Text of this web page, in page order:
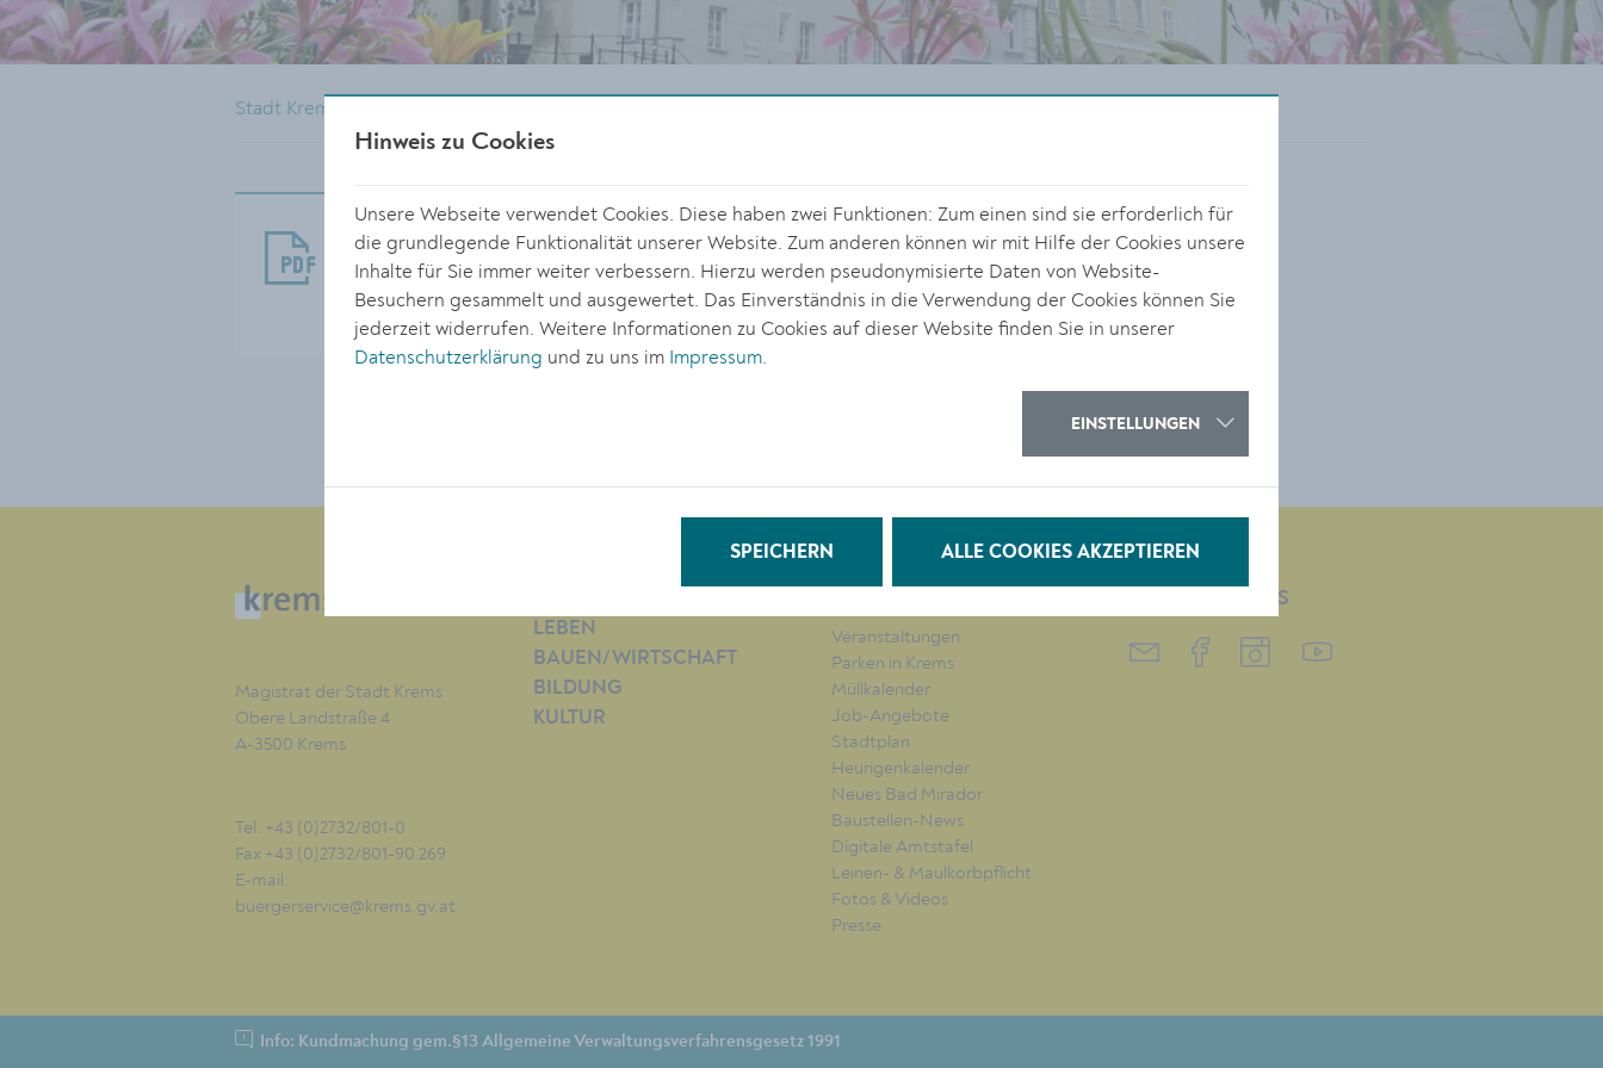
Stadt Krems
GR_Maerz.pdf
258.66 KB
DOWNLOAD
Magistrat der Stadt Krems
Obere Landstraße 4
A-3500 Krems
Tel. +43 (0)2732/801-0
Fax +43 (0)2732/801-90 269
E-mail:
buergerservice@krems.gv.at
LEBEN
BAUEN/WIRTSCHAFT
BILDUNG
KULTUR
Veranstaltungen
Parken in Krems
Müllkalender
Job-Angebote
Stadtplan
Heurigenkalender
Neues Bad Mirador
Baustellen-News
Digitale Amtstafel
Leinen- & Maulkorbpflicht
Fotos & Videos
Presse
FOLGEN SIE UNS
Info: Kundmachung gem.§13 Allgemeine Verwaltungsverfahrensgesetz 1991
Hinweis zu Cookies
Unsere Webseite verwendet Cookies. Diese haben zwei Funktionen: Zum einen sind sie erforderlich für
die grundlegende Funktionalität unserer Website. Zum anderen können wir mit Hilfe der Cookies unsere
Inhalte für Sie immer weiter verbessern. Hierzu werden pseudonymisierte Daten von Website-
Besuchern gesammelt und ausgewertet. Das Einverständnis in die Verwendung der Cookies können Sie
jederzeit widerrufen. Weitere Informationen zu Cookies auf dieser Website finden Sie in unserer
Datenschutzerklärung und zu uns im Impressum.
EINSTELLUNGEN
SPEICHERN ALLE COOKIES AKZEPTIEREN